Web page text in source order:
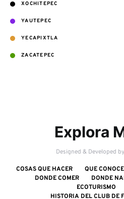
XOCHITEPEC
YAUTEPEC
YECAPIXTLA
ZACATEPEC
Explora
Designed & Developed by
COSAS QUE HACER QUE
DONDE COMER
DONDE
ECOTURISMO
HISTORIA DEL CLUB DE